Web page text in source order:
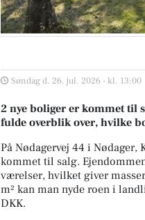
Søndag d. 26. jul. 2026 - kl. 13:00
2 nye boliger er kommet til
fulde overblik over, hvilke
På Nødagervej 44 i
kommet til salg.
værelser, hvilket giver
m² kan man nyde roen i
DKK.